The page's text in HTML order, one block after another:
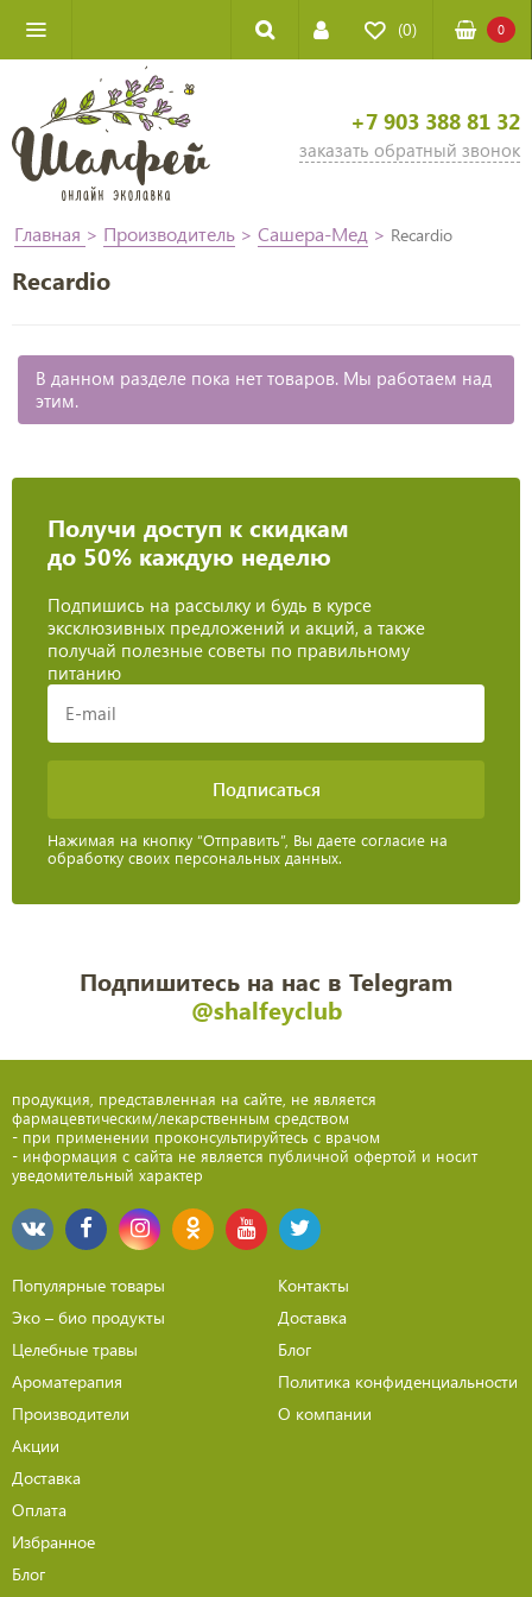
(0) 0
+7 903 388 81 32
заказать обратный звонок
Главная > Производитель > Сашера-Мед > Recardio
Recardio
В данном разделе пока нет товаров. Мы работаем над
этим.
Получи доступ к скидкам
до 50% каждую неделю
Подпишись на рассылку и будь в курсе
эксклюзивных предложений и акций, а также
получай полезные советы по правильному
питанию
Нажимая на кнопку “Отправить”, Вы даете согласие на
обработку своих персональных данных.
Подпишитесь на нас в Telegram
@shalfeyclub
продукция, представленная на сайте, не является
фармацевтическим/лекарственным средством
- при применении проконсультируйтесь с врачом
- информация с сайта не является публичной офертой и носит
уведомительный характер
Популярные товары
Эко – био продукты
Целебные травы
Ароматерапия
Производители
Акции
Доставка
Оплата
Избранное
Блог
Контакты
Доставка
Блог
Политика конфиденциальности
О компании